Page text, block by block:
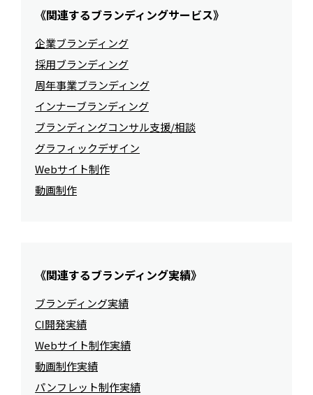
《関連するブランディングサービス》
企業ブランディング
採用ブランディング
周年事業ブランディング
インナーブランディング
ブランディングコンサル支援/相談
グラフィックデザイン
Webサイト制作
動画制作
《関連するブランディング実績》
ブランディング実績
CI開発実績
Webサイト制作実績
動画制作実績
パンフレット制作実績